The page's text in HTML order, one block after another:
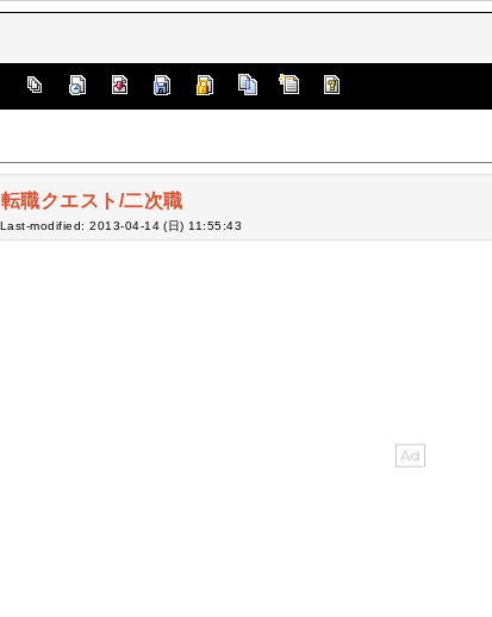
転職クエスト/二次職
Last-modified: 2013-04-14 (日) 11:55:43